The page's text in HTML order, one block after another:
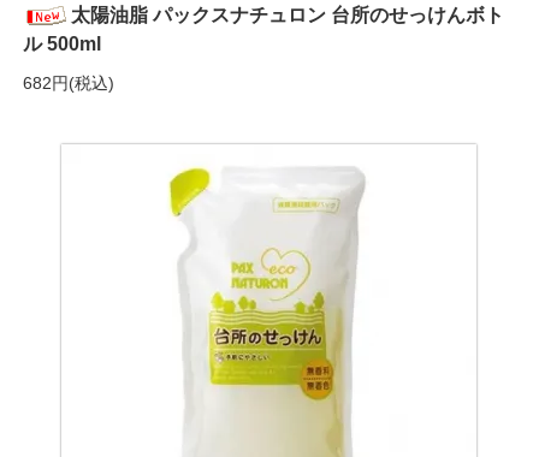
太陽油脂 パックスナチュロン 台所のせっけんボト
ル 500ml
682円(税込)